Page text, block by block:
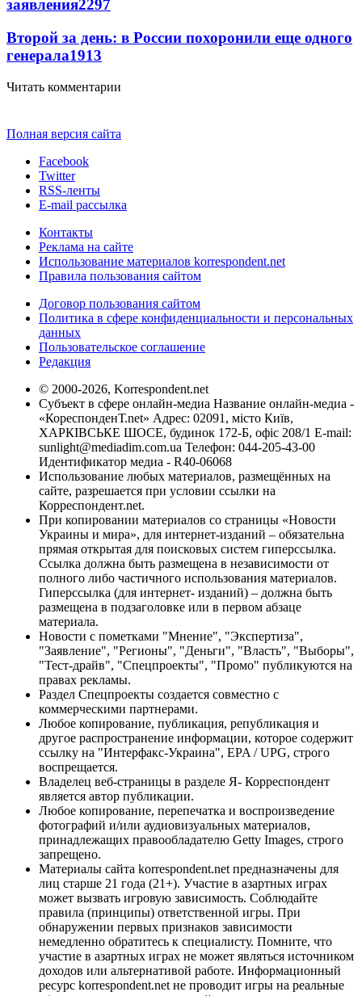
заявления2297
Второй за день: в России похоронили еще одного
генерала1913
Читать комментарии
Полная версия сайта
Facebook
Twitter
RSS-ленты
E-mail рассылка
Контакты
Реклама на сайте
Использование материалов korrespondent.net
Правила пользования сайтом
Договор пользования сайтом
Политика в сфере конфиденциальности и персональных
данных
Пользовательское соглашение
Редакция
© 2000-2026, Korrespondent.net
Субъект в сфере онлайн-медиа Название онлайн-медиа -
«КореспонденТ.net» Адрес: 02091, місто Київ,
ХАРКІВСЬКЕ ШОСЕ, будинок 172-Б, офіс 208/1 E-mail:
sunlight@mediadim.com.ua Телефон: 044-205-43-00
Идентификатор медиа - R40-06068
Использование любых материалов, размещённых на
сайте, разрешается при условии ссылки на
Корреспондент.net.
При копировании материалов со страницы «Новости
Украины и мира», для интернет-изданий – обязательна
прямая открытая для поисковых систем гиперссылка.
Ссылка должна быть размещена в независимости от
полного либо частичного использования материалов.
Гиперссылка (для интернет- изданий) – должна быть
размещена в подзаголовке или в первом абзаце
материала.
Новости с пометками "Мнение", "Экспертиза",
"Заявление", "Регионы", "Деньги", "Власть", "Выборы",
"Тест-драйв", "Спецпроекты", "Промо" публикуются на
правах рекламы.
Раздел Спецпроекты создается совместно с
коммерческими партнерами.
Любое копирование, публикация, републикация и
другое распространение информации, которое содержит
ссылку на "Интерфакс-Украина", EPA / UPG, строго
воспрещается.
Владелец веб-страницы в разделе Я- Корреспондент
является автор публикации.
Любое копирование, перепечатка и воспроизведение
фотографий и/или аудиовизуальных материалов,
принадлежащих правообладателю Getty Images, строго
запрещено.
Материалы сайта korrespondent.net предназначены для
лиц старше 21 года (21+). Участие в азартных играх
может вызвать игровую зависимость. Соблюдайте
правила (принципы) ответственной игры. При
обнаружении первых признаков зависимости
немедленно обратитесь к специалисту. Помните, что
участие в азартных играх не может являться источником
доходов или альтернативой работе. Информационный
ресурс korrespondent.net не проводит игры на реальные